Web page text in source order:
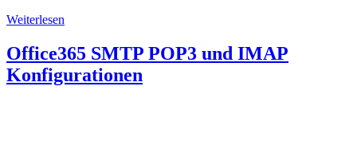
Weiterlesen
Office365 SMTP POP3 und IMAP
Konfigurationen